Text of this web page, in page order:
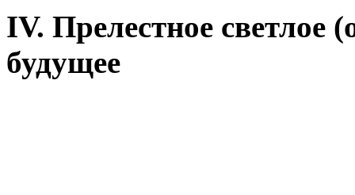
IV. Прелестное светлое
будущее